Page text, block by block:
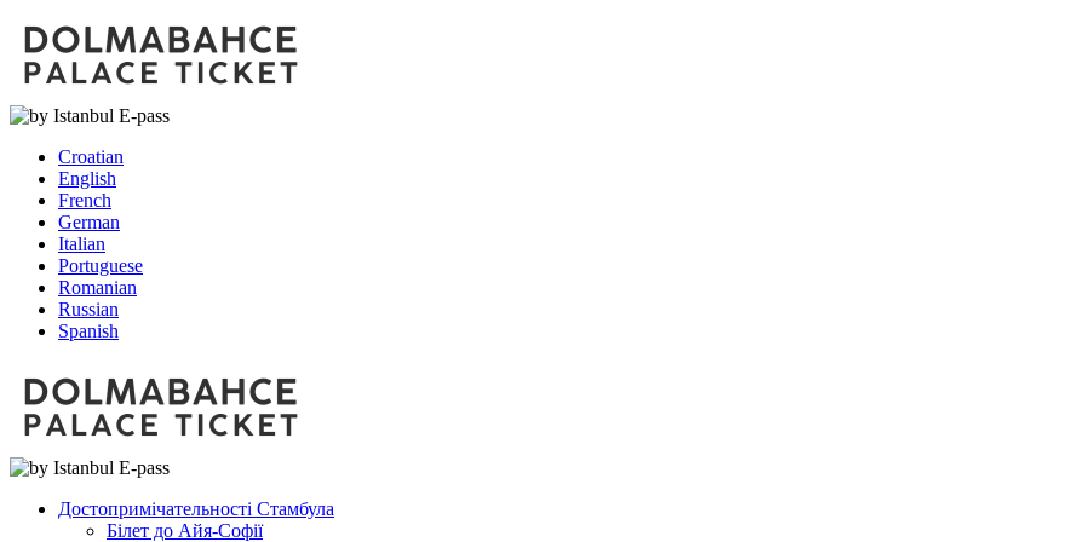
Croatian
English
French
German
Italian
Portuguese
Romanian
Russian
Spanish
Достопримічательності Стамбула
Білет до Айя-Софії